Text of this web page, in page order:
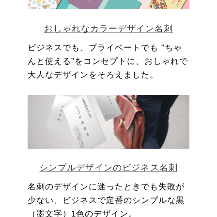
おしゃれなカラーデザイン名刺
ビジネスでも、プライベートでも ”ちゃ
んと使える”をコンセプトに、おしゃれで
大人なデザインをそろえました。
シンプルデザインのビジネス名刺
名刺のデザインに迷ったときでも失敗が
少ない、ビジネスで定番のシンプルな黒
（墨文字）1色のデザイン。